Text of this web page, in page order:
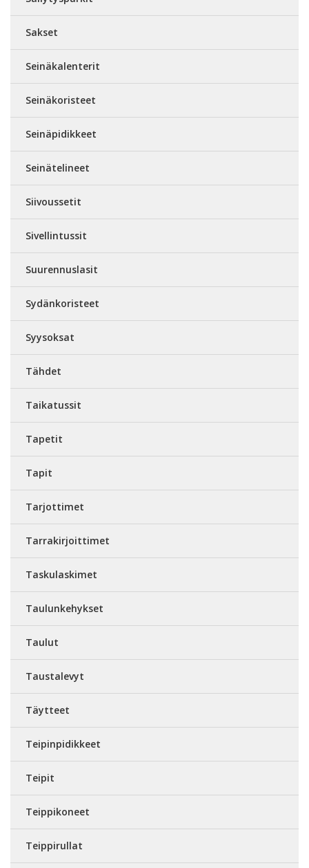
Sakset
Seinäkalenterit
Seinäkoristeet
Seinäpidikkeet
Seinätelineet
Siivoussetit
Sivellintussit
Suurennuslasit
Sydänkoristeet
Syysoksat
Tähdet
Taikatussit
Tapetit
Tapit
Tarjottimet
Tarrakirjoittimet
Taskulaskimet
Taulunkehykset
Taulut
Taustalevyt
Täytteet
Teipinpidikkeet
Teipit
Teippikoneet
Teippirullat